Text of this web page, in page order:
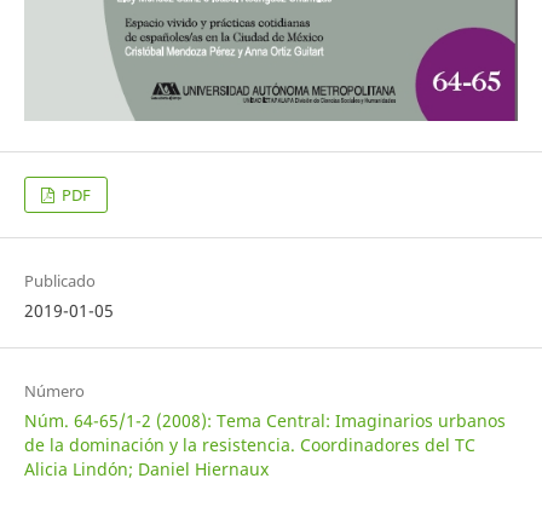
PDF
Publicado
2019-01-05
Número
Núm. 64-65/1-2 (2008): Tema Central: Imaginarios urbanos
de la dominación y la resistencia. Coordinadores del TC
Alicia Lindón; Daniel Hiernaux